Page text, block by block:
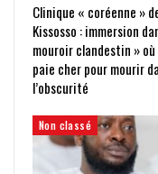
Clinique « coréenne »
Kissosso : immersion
mouroir clandestin » où
paie cher pour mourir
l’obscurité
Non classé